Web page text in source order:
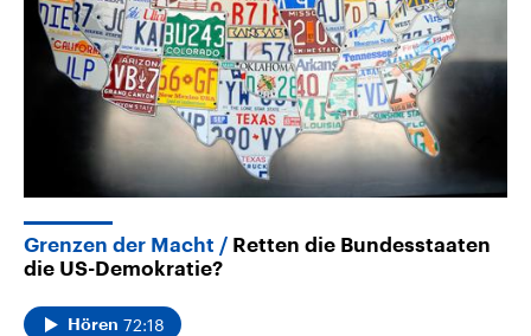
Grenzen der Macht
Retten die Bundesstaaten
die US-Demokratie?
Hören 72:18